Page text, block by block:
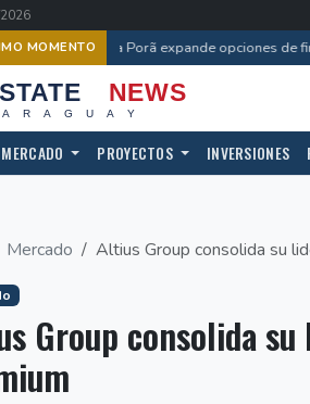
MOMENTO
Che Róga Porã expande opciones de
MERCADO PROYECTOS INVERSIONES
Mercado Altius Group consolida su
Group consolida